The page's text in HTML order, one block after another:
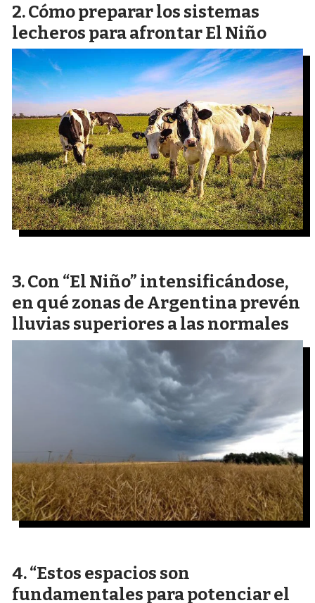
Cómo preparar los sistemas
lecheros para afrontar El Niño
Con “El Niño” intensificándose,
en qué zonas de Argentina prevén
lluvias superiores a las normales
“Estos espacios son
fundamentales para potenciar el